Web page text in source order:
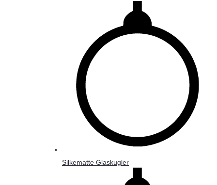
Silkematte Glaskugler